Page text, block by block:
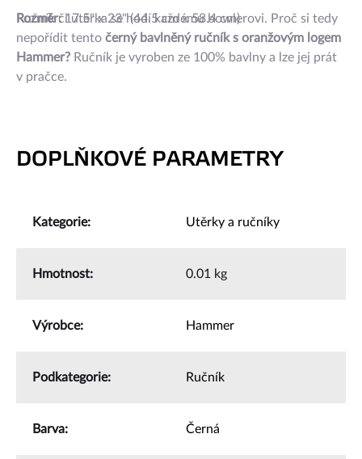
Ručník či utěrka se hodí každému bowlerovi. Proč si tedy
nepořídit tento černý bavlněný ručník s oranžovým logem
Hammer? Ručník je vyroben ze 100% bavlny a lze jej prát
v pračce.
Rozměr:17.5" x 23" (44.5 cm x 58.4 cm)
DOPLŇKOVÉ PARAMETRY
Kategorie: Utěrky a ručníky
Hmotnost: 0.01 kg
Výrobce: Hammer
Podkategorie: Ručník
Barva: Černá